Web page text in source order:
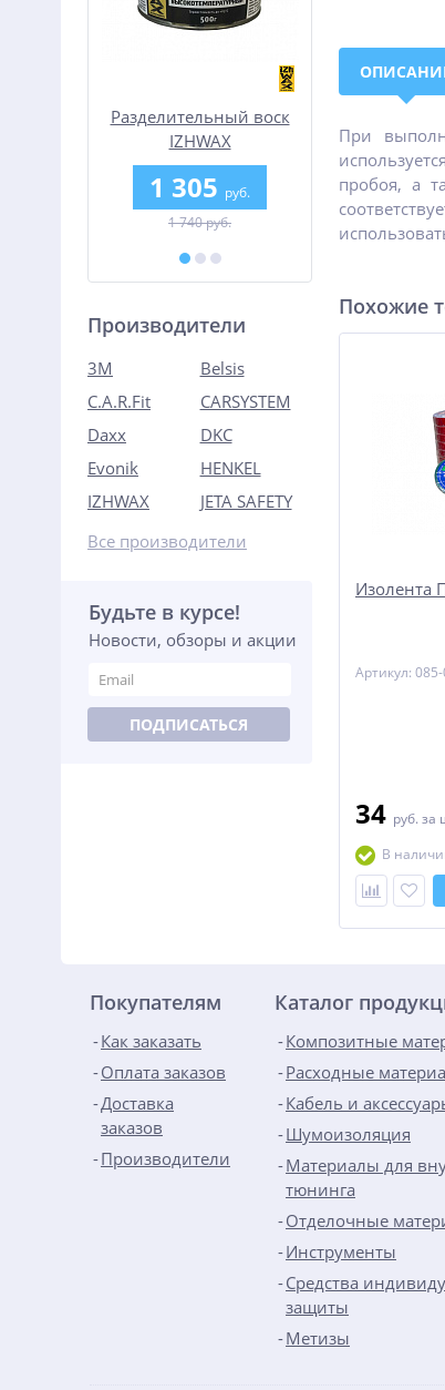
Разделительный воск
IZHWAX
Высокотемпературный
1 305 руб.
1 740 руб.
20
От380
Производители
3M
Belsis
C.A.R.Fit
CARSYSTEM
Daxx
DKC
Evonik
HENKEL
IZHWAX
JETA SAFETY
Все производители
Будьте в курсе!
Новости, обзоры и акции
ПОДПИСАТЬСЯ
При
пробоя, а
Похожие
Изолента
Артикул:
34 руб. за
В
Покупателям
Как заказать
Оплата заказов
Доставка
заказов
Производители
Каталог
Композитные
Расходные
Кабель и
Шумоизоляция
Материалы для
тюнинга
Отделочные
Инструменты
Средства
защиты
Метизы